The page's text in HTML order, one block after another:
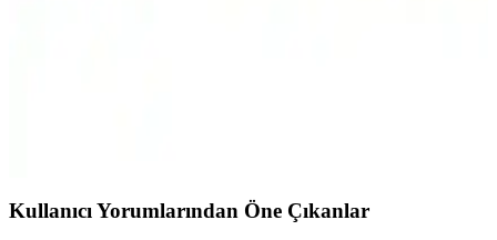
Kullanıcı Yorumlarından Öne Çıkanlar